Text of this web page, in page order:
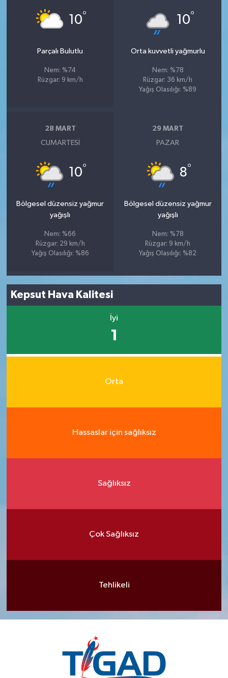
10°
Parçalı Bulutlu
Nem: %74
Rüzgar: 9 km/h
10°
Orta kuvvetli yağmurlu
Nem: %78
Rüzgar: 36 km/h
Yağış Olasılığı: %89
28 MART
CUMARTESI
10°
Bölgesel düzensiz yağmur
yağışlı
Nem: %66
Rüzgar: 29 km/h
Yağış Olasılığı: %86
29 MART
PAZAR
8°
Bölgesel düzensiz yağmur
yağışlı
Nem: %78
Rüzgar: 9 km/h
Yağış Olasılığı: %82
Kepsut Hava Kalitesi
İyi
1
Orta
Hassaslar için sağlıksız
Sağlıksız
Çok Sağlıksız
Tehlikeli